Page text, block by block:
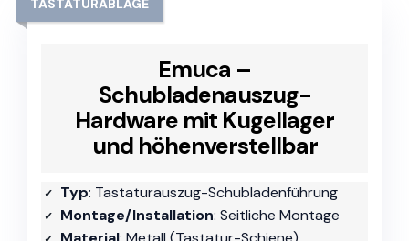
Emuca –
Schubladenauszug-
Hardware mit Kugellager
und höhenverstellbar
TASTATURABLAGE
Typ: Tastaturauszug-Schubladenführung
Montage/Installation: Seitliche Montage